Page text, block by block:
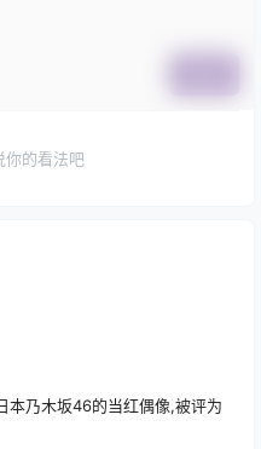
你的看法吧
本乃木坂46的当红偶像,被评为